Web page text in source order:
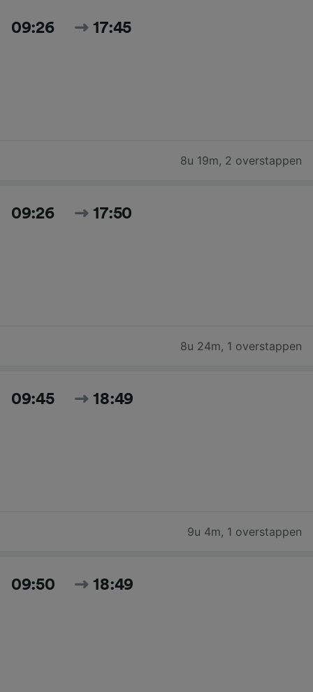
09:26 17:45
8u 19m, 2 overstappen
09:26 17:50
8u 24m, 1 overstappen
09:45 18:49
9u 4m, 1 overstappen
09:50 18:49